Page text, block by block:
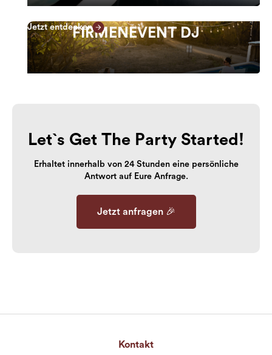
FIRMENEVENT DJ
Jetzt entdecken
Let`s Get The Party Started!
Erhaltet innerhalb von 24 Stunden eine persönliche
Antwort auf Eure Anfrage.
Jetzt anfragen 🎉
Kontakt